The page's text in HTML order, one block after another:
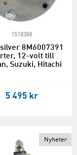
1518388
8M6007391
12-volt till
Suzuki, Hitachi
5 495 kr
Nyheter